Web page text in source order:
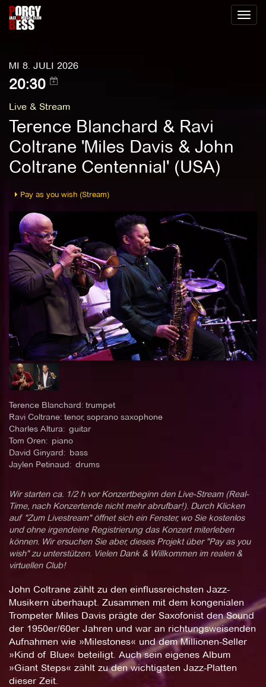
Toggle
MI 8. JULI 2026
20:30
Live & Stream
Terence Blanchard & Ravi
Coltrane 'Miles Davis & John
Coltrane Centennial' (USA)
Pay as you wish (Stream)
Terence Blanchard: trumpet
Ravi Coltrane: tenor, soprano saxophone
Charles Altura: guitar
Tom Oren: piano
David Ginyard: bass
Jaylen Petinaud: drums
Wir starten ca. 1/2 h vor Konzertbeginn den Live-Stream (Real-
Time, nach Konzertende nicht mehr abrufbar!). Durch Klicken
auf "Zum Livestream" öffnet sich ein Fenster, wo Sie kostenlos
und ohne irgendeine Registrierung das Konzert miterleben
können. Wir ersuchen Sie aber, dieses Projekt über "Pay as you
wish" zu unterstützen. Vielen Dank & Willkommen im realen &
virtuellen Club!
John Coltrane zählt zu den einflussreichsten Jazz-
Musikern überhaupt. Zusammen mit dem kongenialen
Trompeter Miles Davis prägte der Saxofonist den Sound
der 1950er/60er Jahren und war an richtungsweisenden
Aufnahmen wie »Milestones« und dem Millionen-Seller
»Kind of Blue« beteiligt. Auch sein eigenes Album
»Giant Steps« zählt zu den wichtigsten Jazz-Platten
dieser Zeit.